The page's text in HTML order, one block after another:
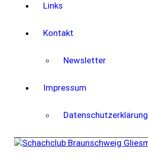
Links
Kontakt
Newsletter
Impressum
Datenschutzerklärung